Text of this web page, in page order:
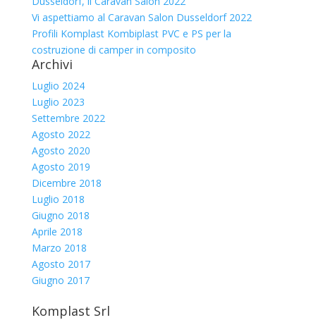
Vi aspettiamo al Caravan Salon Dusseldorf 2022
Profili Komplast Kombiplast PVC e PS per la
costruzione di camper in composito
Archivi
Luglio 2024
Luglio 2023
Settembre 2022
Agosto 2022
Agosto 2020
Agosto 2019
Dicembre 2018
Luglio 2018
Giugno 2018
Aprile 2018
Marzo 2018
Agosto 2017
Giugno 2017
Komplast Srl